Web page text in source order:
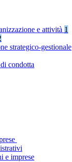
e attività 1
strategico-gestionale
condotta
e imprese